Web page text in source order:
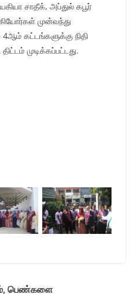
சாதீக், அப்துல் கபூர்
முன்வந்து
கட்டங்களுக்கு நிதி
முடிக்கப்பட்டது.
பெண்களை